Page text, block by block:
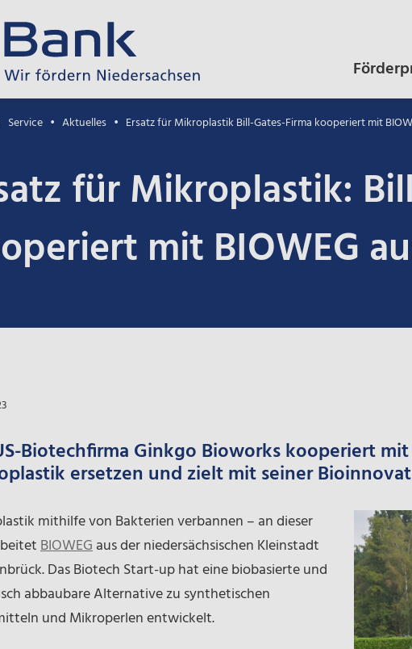
Service Aktuelles Ersatz für Mikroplastik Bill-Gates-Firma kooperiert mit
für Mikroplastik:
mit BIOWEG
Biotechfirma Ginkgo Bioworks kooperiert
ersetzen und zielt mit seiner
mithilfe von Bakterien verbannen – an dieser
BIOWEGaus der niedersächsischen Kleinstadt
Das Biotech Start-up hat eine biobasierte und
abbaubare Alternative zu synthetischen
und Mikroperlen entwickelt.